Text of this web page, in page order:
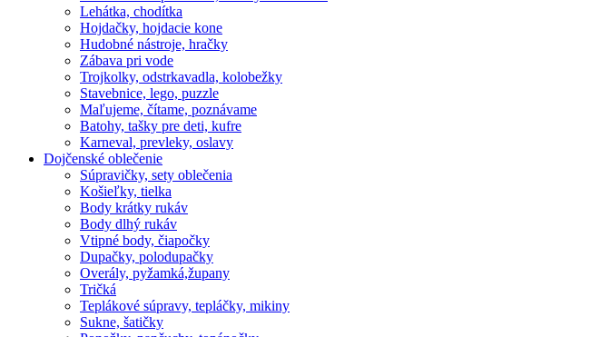
Lehátka, chodítka
Hojdačky, hojdacie kone
Hudobné nástroje, hračky
Zábava pri vode
Trojkolky, odstrkavadla, kolobežky
Stavebnice, lego, puzzle
Maľujeme, čítame, poznávame
Batohy, tašky pre deti, kufre
Karneval, prevleky, oslavy
Dojčenské oblečenie
Súpravičky, sety oblečenia
Košieľky, tielka
Body krátky rukáv
Body dlhý rukáv
Vtipné body, čiapočky
Dupačky, polodupačky
Overály, pyžamká,župany
Tričká
Teplákové súpravy, tepláčky, mikiny
Sukne, šatičky